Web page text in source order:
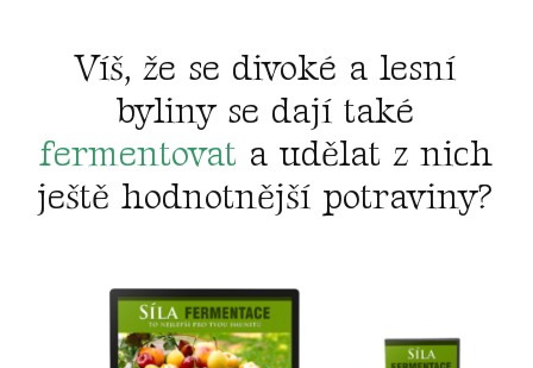
Víš, že se divoké a lesní
byliny se dají také
fermentovata udělat z nich
ještě hodnotnější potraviny?